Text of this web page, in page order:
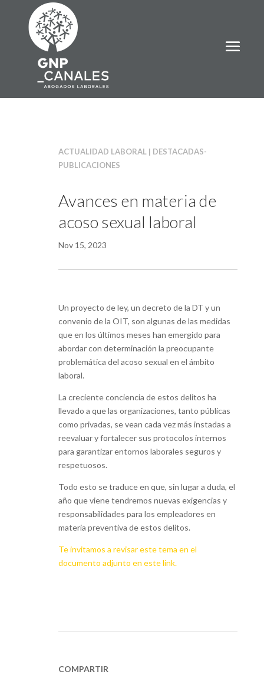
ACTUALIDAD LABORAL | DESTACADAS-
PUBLICACIONES
Avances en materia de
acoso sexual laboral
Nov 15, 2023
Un proyecto de ley, un decreto de la DT y un
convenio de la OIT, son algunas de las medidas
que en los últimos meses han emergido para
abordar con determinación la preocupante
problemática del acoso sexual en el ámbito
laboral.
La creciente conciencia de estos delitos ha
llevado a que las organizaciones, tanto públicas
como privadas, se vean cada vez más instadas a
reevaluar y fortalecer sus protocolos internos
para garantizar entornos laborales seguros y
respetuosos.
Todo esto se traduce en que, sin lugar a duda, el
año que viene tendremos nuevas exigencias y
responsabilidades para los empleadores en
materia preventiva de estos delitos.
Te invitamos a revisar este tema en el
documento adjunto en este link.
COMPARTIR